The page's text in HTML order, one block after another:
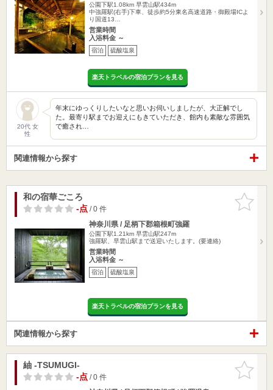
公園下駅1.08km 早雲山駅434m
中強羅駅(右手)下車、徒歩約5分東名高速道路・御殿場ICよ
り国道13…
営業時間
入浴料金 ～
宿泊 硫酸塩泉
楽天トラベルの宿泊プランを見る
20代 女
性
年末にゆっくりしたいなと思いお伺いしましたが、大正解でし
た。最寄り駅までお迎えにもきていただき、館内も素敵な雰囲気
で癒され…
関連情報から探す
お気に入
りに追加
和の宿華ごころ
-点/ 0 件
神奈川県 / 足柄下郡箱根町強羅
公園下駅1.21km 早雲山駅247m
強羅駅、早雲山駅まで送迎いたします。(要連絡)
営業時間
入浴料金 ～
宿泊 硫酸塩泉
楽天トラベルの宿泊プランを見る
関連情報から探す
お気に入
りに追加
紬 -TSUMUGI-
-点/ 0 件